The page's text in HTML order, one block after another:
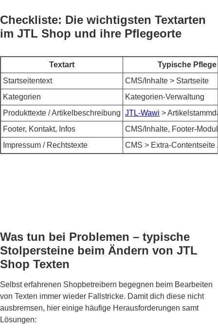
Checkliste: Die wichtigsten Textarten
im JTL Shop und ihre Pflegeorte
Textart
Typische
Startseitentext
CMS/Inhalte > Startseite
Kategorien
Kategorien-Verwaltung
Produkttexte / Artikelbeschreibung JTL-Wawi >
Footer, Kontakt, Infos
CMS/Inhalte, Footer-
Impressum / Rechtstexte
CMS > Extra-Contentseite
Was tun bei Problemen – typische
Stolpersteine beim Ändern von JTL
Shop Texten
Selbst erfahrenen Shopbetreibern begegnen beim Bearbeiten
von Texten immer wieder Fallstricke. Damit dich diese nicht
ausbremsen, hier einige häufige Herausforderungen samt
Lösungen: